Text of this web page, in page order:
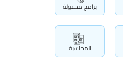
برامج محمولة
المحاسبة